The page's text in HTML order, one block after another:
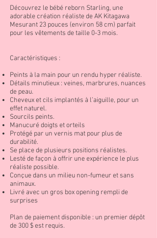
Découvrez le bébé reborn Starling, une
adorable création réaliste de AK Kitagawa
Mesurant 23 pouces (environ 58 cm) parfait
pour les vêtements de taille 0-3 mois.
Caractéristiques :
Peints à la main pour un rendu hyper réaliste.
Détails minutieux : veines, marbrures, nuances
de peau.
Cheveux et cils implantés à l’aiguille, pour un
effet naturel.
Sourcils peints.
Manucuré doigts et orteils
Protégé par un vernis mat pour plus de
durabilité.
Se place de plusieurs positions réalistes.
Lesté de façon à offrir une expérience le plus
réaliste possible.
Conçue dans un milieu non-fumeur et sans
animaux.
Livré avec un gros box opening rempli de
surprises
Plan de paiement disponible : un premier dépôt
de 300 $ est requis.